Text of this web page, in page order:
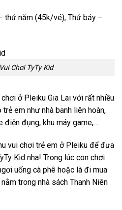
thứ năm (45k/vé), Thứ bảy –
Chơi TyTy Kid
ở Pleiku Gia Lai với rất nhiều
em như nhà banh liên hoàn,
điện đụng, khu máy game,…
vui chơi trẻ em ở Pleiku để đưa
Kid nha! Trong lúc con chơi
uống cà phê hoặc là đi mua
trong nhà sách Thanh Niên